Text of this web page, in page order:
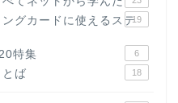
グカードに使えるステ19
特集 6
ば 18